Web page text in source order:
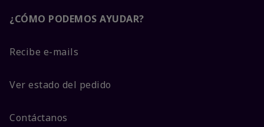
¿CÓMO PODEMOS AYUDAR?
Recibe e-mails
Ver estado del pedido
Contáctanos